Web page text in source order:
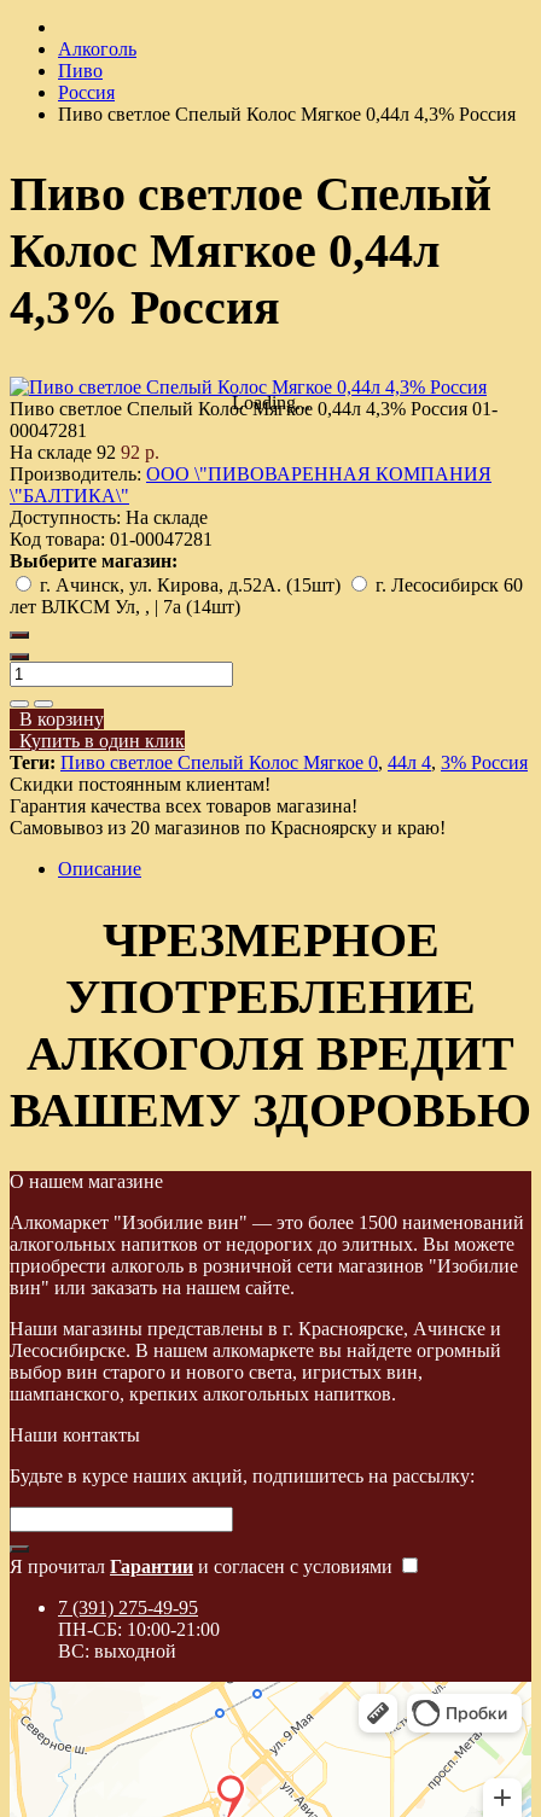
Алкоголь
Пиво
Россия
Пиво светлое Спелый Колос Мягкое 0,44л 4,3% Россия
Пиво светлое Спелый
Колос Мягкое 0,44л
4,3% Россия
Loading...
Пиво светлое Спелый Колос Мягкое 0,44л 4,3% Россия 01-
00047281
На складе 92 92 р.
Производитель: ООО \"ПИВОВАРЕННАЯ КОМПАНИЯ
\"БАЛТИКА\"
Доступность: На складе
Код товара: 01-00047281
Выберите магазин:
г. Ачинск, ул. Кирова, д.52А. (15шт)
г. Лесосибирск 60
лет ВЛКСМ Ул, , | 7а (14шт)
В корзину
Купить в один клик
Теги: Пиво светлое Спелый Колос Мягкое 0, 44л 4, 3% Россия
Скидки постоянным клиентам!
Гарантия качества всех товаров магазина!
Самовывоз из 20 магазинов по Красноярску и краю!
Описание
ЧРЕЗМЕРНОЕ
УПОТРЕБЛЕНИЕ
АЛКОГОЛЯ ВРЕДИТ
ВАШЕМУ ЗДОРОВЬЮ
О нашем магазине
Алкомаркет "Изобилие вин" — это более 1500 наименований
алкогольных напитков от недорогих до элитных. Вы можете
приобрести алкоголь в розничной сети магазинов "Изобилие
вин" или заказать на нашем сайте.
Наши магазины представлены в г. Красноярске, Ачинске и
Лесосибирске. В нашем алкомаркете вы найдете огромный
выбор вин старого и нового света, игристых вин,
шампанского, крепких алкогольных напитков.
Наши контакты
Будьте в курсе наших акций, подпишитесь на рассылку:
Я прочитал Гарантии и согласен с условиями
7 (391) 275-49-95
ПН-СБ: 10:00-21:00
ВС: выходной